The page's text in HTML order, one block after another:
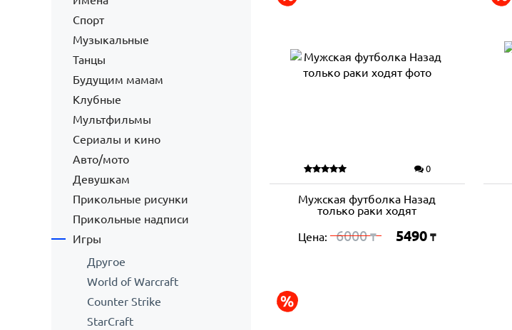
Спорт
Музыкальные
Танцы
Будущим мамам
Клубные
Мультфильмы
Сериалы и кино
Авто/мото
Девушкам
Прикольные рисунки
Прикольные надписи
Игры
Другое
World of Warcraft
Counter Strike
StarCraft
0
Мужская футболка Назад
только раки ходят
Цена: 6000₸ 5490 ₸